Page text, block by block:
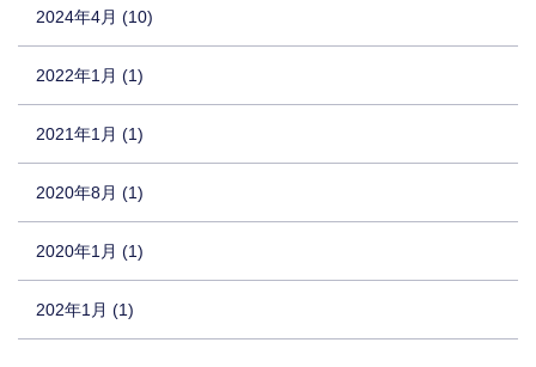
2024年4月 (10)
2022年1月 (1)
2021年1月 (1)
2020年8月 (1)
2020年1月 (1)
202年1月 (1)